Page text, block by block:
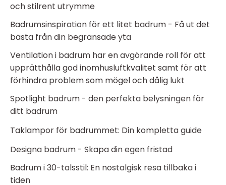
och stilrent utrymme
Badrumsinspiration för ett litet badrum - Få ut det
bästa från din begränsade yta
Ventilation i badrum har en avgörande roll för att
upprätthålla god inomhusluftkvalitet samt för att
förhindra problem som mögel och dålig lukt
Spotlight badrum - den perfekta belysningen för
ditt badrum
Taklampor för badrummet: Din kompletta guide
Designa badrum - Skapa din egen fristad
Badrum i 30-talsstil: En nostalgisk resa tillbaka i
tiden